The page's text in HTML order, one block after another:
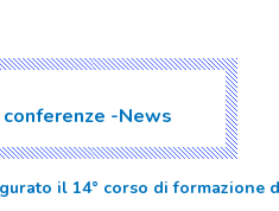
News
il 14° corso di formazione